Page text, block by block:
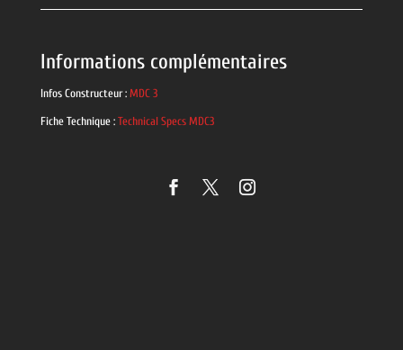
Informations complémentaires
Infos Constructeur : MDC 3
Fiche Technique : Technical Specs MDC3